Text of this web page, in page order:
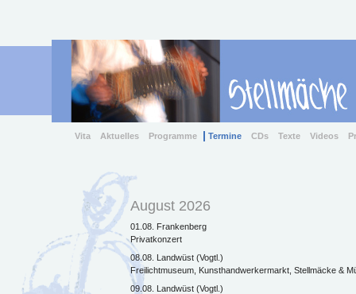
Vita Aktuelles Programme Termine CDs Texte Videos
August 2026
01.08. Frankenberg
Privatkonzert
08.08. Landwüst (Vogtl.)
Freilichtmuseum, Kunsthandwerkermarkt, Stellmäcke &
09.08. Landwüst (Vogtl.)